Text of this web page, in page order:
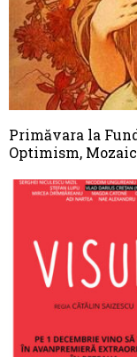
Primăvara la
Optimism,